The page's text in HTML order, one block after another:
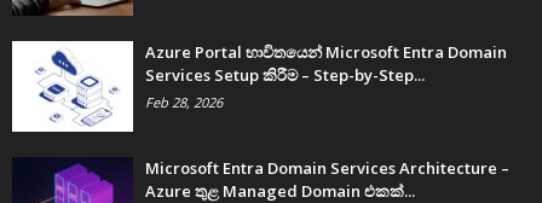
Azure Portal භාවිතයෙන් Microsoft Entra Domain
Services Setup කිරීම – Step-by-Step...
Feb 28, 2026
Microsoft Entra Domain Services Architecture –
Azure තුළ Managed Domain එකක්...